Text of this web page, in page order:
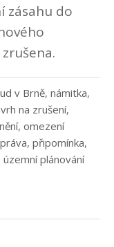
zásahu do
v Brně, námitka,
na zrušení,
, omezení
, připomínka,
územní plánování